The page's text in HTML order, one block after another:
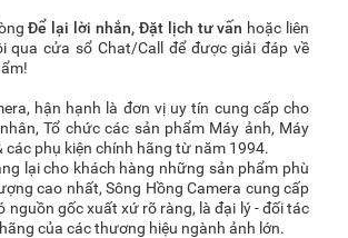
Để lại lời nhắn, Đặt lịch tư vấn hoặc liên
qua cửa sổ Chat/Call để được giải đáp về
hận hạnh là đơn vị uy tín cung cấp cho
Tổ chức các sản phẩm Máy ảnh, Máy
các phụ kiện chính hãng từ năm 1994.
lại cho khách hàng những sản phẩm phù
cao nhất, Sông Hồng Camera cung cấp
nguồn gốc xuất xứ rõ ràng, là đại lý - đối tác
của các thương hiệu ngành ảnh lớn.